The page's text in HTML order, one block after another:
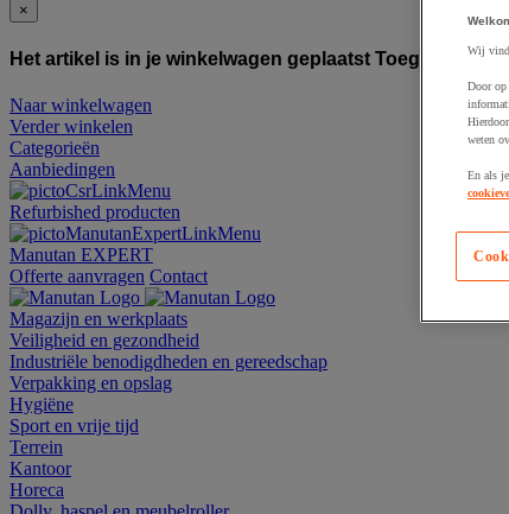
×
Het artikel is in je winkelwagen geplaatst Toegevoegd
Naar winkelwagen
Verder winkelen
Categorieën
Aanbiedingen
Refurbished producten
Manutan EXPERT
Offerte aanvragen Contact
Magazijn en werkplaats
Veiligheid en gezondheid
Industriële benodigdheden en gereedschap
Verpakking en opslag
Hygiëne
Sport en vrije tijd
Terrein
Kantoor
Horeca
Wij
Door op
weten
En als